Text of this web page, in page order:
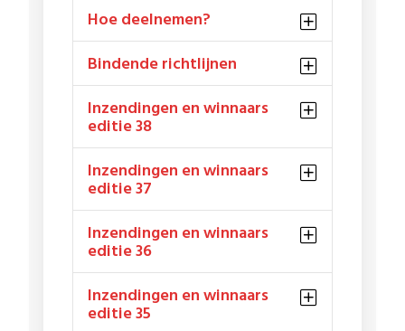
Hoe deelnemen?
Bindende richtlijnen
Inzendingen en winnaars
editie 38
Inzendingen en winnaars
editie 37
Inzendingen en winnaars
editie 36
Inzendingen en winnaars
editie 35